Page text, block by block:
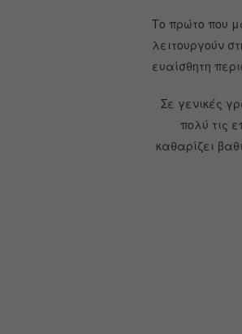
Το πρώτο που
λειτουργούν
ευαίσθητη
Σε γενικές
πολύ τις
καθαρίζει